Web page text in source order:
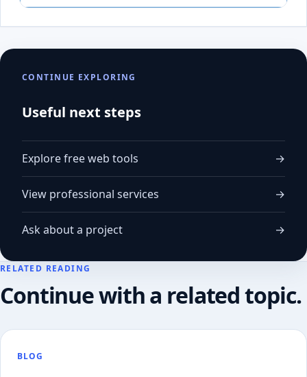
CONTINUE EXPLORING
Useful next steps
Explore free web tools →
View professional services →
Ask about a project →
RELATED READING
Continue with a related topic.
BLOG